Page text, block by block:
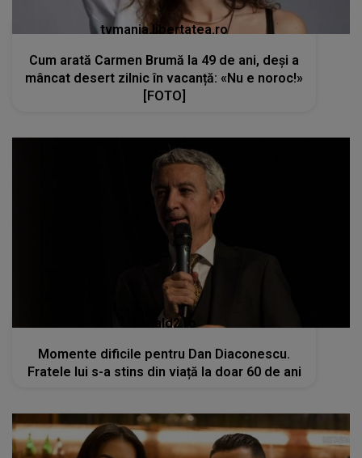
tvmania.libertatea.ro
Cum arată Carmen Brumă la 49 de ani, deși a
mâncat desert zilnic în vacanță: «Nu e noroc!»
[FOTO]
kanald2.ro
Momente dificile pentru Dan Diaconescu.
Fratele lui s-a stins din viață la doar 60 de ani